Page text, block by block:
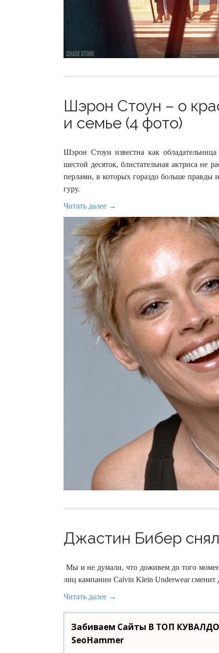
Шэрон Стоун – о
и семье (4 фото)
Шэрон Стоун известна как
шестой десяток, блистательная актриса не
перлами, в которых гораздо больше
гуру.
Читать далее →
Джастин Бибер
Мы и не думали, что доживем до того
лиц кампании Calvin Klein Underwear сменит
Читать далее →
Забиваем Сайты В ТОП
SeoHammer